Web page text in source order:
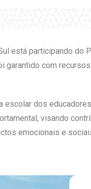
está participando
garantido com
escolar dos
visando
emocionais e